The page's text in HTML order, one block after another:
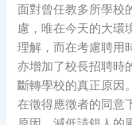
面對曾任教多所學校
慮，唯在今天的大環
理解，而在考慮聘用
亦增加了校長招聘時
斷轉學校的真正原因
在徵得應徵者的同意